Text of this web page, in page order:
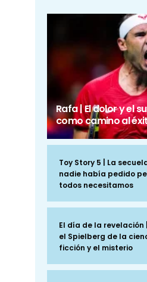
Rafa | El dolor y el
como camino al
Toy Story 5 | La
nadie había pedido
todos necesitamos
El día de la revelación
el Spielberg de la
ficción y el misterio